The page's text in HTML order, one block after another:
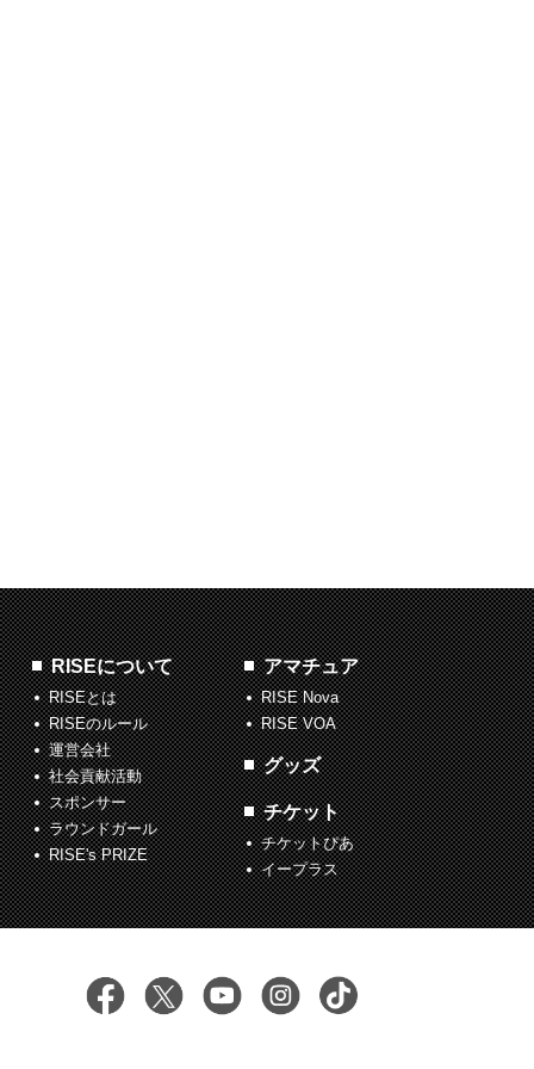
RISEについて
RISEとは
RISEのルール
運営会社
社会貢献活動
スポンサー
ラウンドガール
RISE's PRIZE
アマチュア
RISE Nova
RISE VOA
グッズ
チケット
チケットぴあ
イープラス